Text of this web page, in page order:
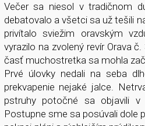
Večer sa niesol v tradičnom
debatovalo a všetci sa už tešili
privítalo sviežim oravským
vyrazilo na zvolený revír Orava
časť muchostretka sa mohla
Prvé úlovky nedali na seba
prekvapenie nejaké jalce.
pstruhy potočné sa objavili v
Postupne sme sa posúvali dole